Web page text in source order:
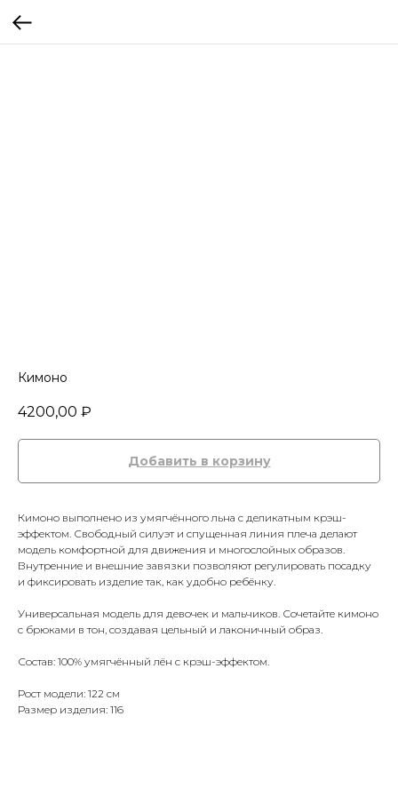
Кимоно
4200,00 ₽
Добавить в корзину
Кимоно выполнено из умягчённого льна с деликатным крэш-
эффектом. Свободный силуэт и спущенная линия плеча делают
модель комфортной для движения и многослойных образов.
Внутренние и внешние завязки позволяют регулировать посадку
и фиксировать изделие так, как удобно ребёнку.
Универсальная модель для девочек и мальчиков. Сочетайте кимоно
с брюками в тон, создавая цельный и лаконичный образ.
Состав: 100% умягчённый лён с крэш-эффектом.
Рост модели: 122 см
Размер изделия: 116